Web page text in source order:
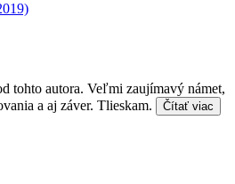
tohto autora. Veľmi zaujímavý námet,
a aj záver. Tlieskam.
Čítať viac